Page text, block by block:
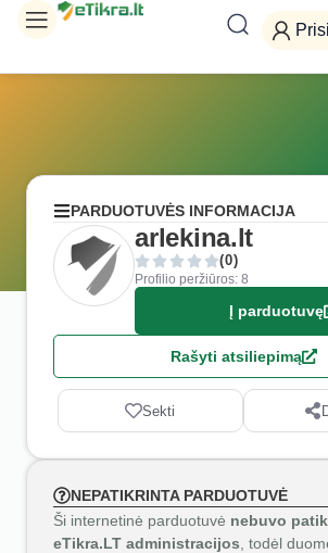
PARDUOTUVĖS INFORMACIJA
arlekina.lt
(0)
Profilio peržiūros: 8
Į parduotuvę
Rašyti atsiliepimą
Sekti
NEPATIKRINTA PARDUOTUVĖ
Ši internetinė parduotuvė nebuvo
eTikra.LT administracijos , todėl